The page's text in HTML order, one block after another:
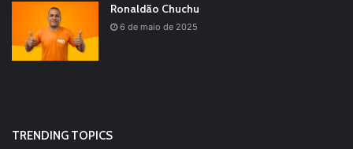
Ronaldão Chuchu
6 de maio de 2025
TRENDING TOPICS